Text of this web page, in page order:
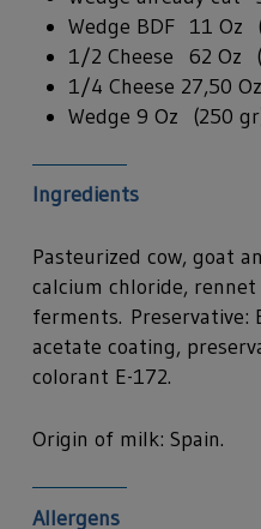
Wedge BDF 11 Oz
1/2 Cheese 62 Oz
1/4 Cheese 27,50
Wedge 9 Oz (250
Ingredients
Pasteurized cow, goat
calcium chloride,
ferments. Preservative:
acetate coating,
colorant E-172.
Origin of milk: Spain.
Allergens